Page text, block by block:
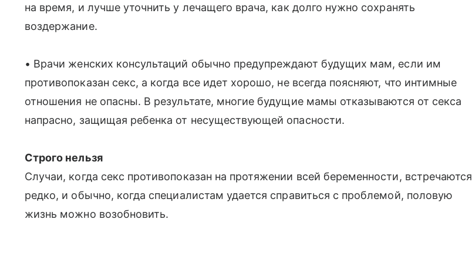
на время, и лучше уточнить у лечащего врача, как долго нужно сохранять
воздержание.
• Врачи женских консультаций обычно предупреждают будущих мам, если им
противопоказан секс, а когда все идет хорошо, не всегда поясняют, что интимные
отношения не опасны. В результате, многие будущие мамы отказываются от секса
напрасно, защищая ребенка от несуществующей опасности.
Строго нельзя
Случаи, когда секс противопоказан на протяжении всей беременности, встречаются
редко, и обычно, когда специалистам удается справиться с проблемой, половую
жизнь можно возобновить.